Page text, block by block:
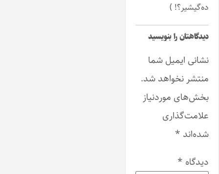
ده‌گیشیر؟! )
دیدگاهتان را بنویسید
نشانی ایمیل شما
منتشر نخواهد شد.
بخش‌های موردنیاز
علامت‌گذاری
شده‌اند *
دیدگاه *